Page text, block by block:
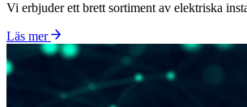
Vi erbjuder ett brett sortiment av elektriska
Läs mer